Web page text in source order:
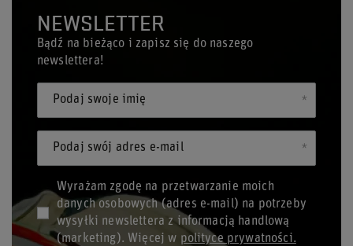
NEWSLETTER
Bądź na bieżąco i zapisz się do naszego
newslettera!
Podaj swoje imię
Podaj swój adres e-mail
Wyrażam zgodę na przetwarzanie moich
danych osobowych (adres e-mail) na potrzeby
wysyłki newslettera z informacją handlową
(marketing). Więcej w polityce prywatności.